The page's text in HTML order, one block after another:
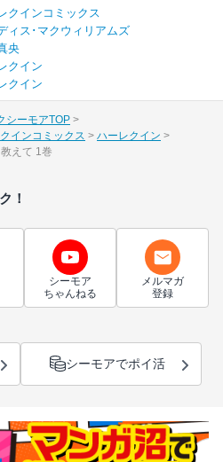
クインコミックス
ィス･マクウィリアムズ
央
クイン
クイン
シーモアTOP
インコミックス
ハーレクイン
えて 1巻
！
シーモア
ちゃんねる
メルマガ
登録
シーモアでポイ活